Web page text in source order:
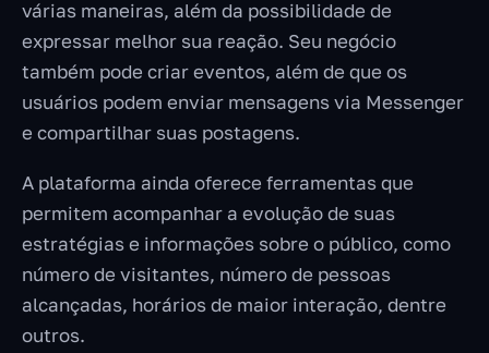
várias maneiras, além da possibilidade de
expressar melhor sua reação. Seu negócio
também pode criar eventos, além de que os
usuários podem enviar mensagens via Messenger
e compartilhar suas postagens.
A plataforma ainda oferece ferramentas que
permitem acompanhar a evolução de suas
estratégias e informações sobre o público, como
número de visitantes, número de pessoas
alcançadas, horários de maior interação, dentre
outros.